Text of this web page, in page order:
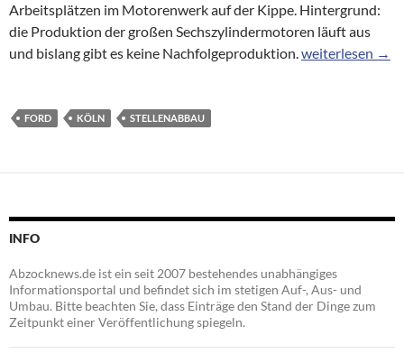
Arbeitsplätzen im Motorenwerk auf der Kippe. Hintergrund:
die Produktion der großen Sechszylindermotoren läuft aus
und bislang gibt es keine Nachfolgeproduktion.700
weiterlesen →
FORD KÖLN STELLENABBAU
INFO
Abzocknews.de ist ein seit 2007 bestehendes unabhängiges
Informationsportal und befindet sich im stetigen Auf-, Aus- und
Umbau. Bitte beachten Sie, dass Einträge den Stand der Dinge zum
Zeitpunkt einer Veröffentlichung spiegeln.